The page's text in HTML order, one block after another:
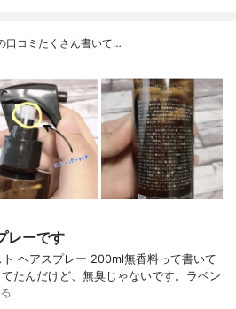
口コミたくさん書いて…
レーです
ヘアスプレー 200ml無香料って書いて
たんだけど、無臭じゃないです。ラベン